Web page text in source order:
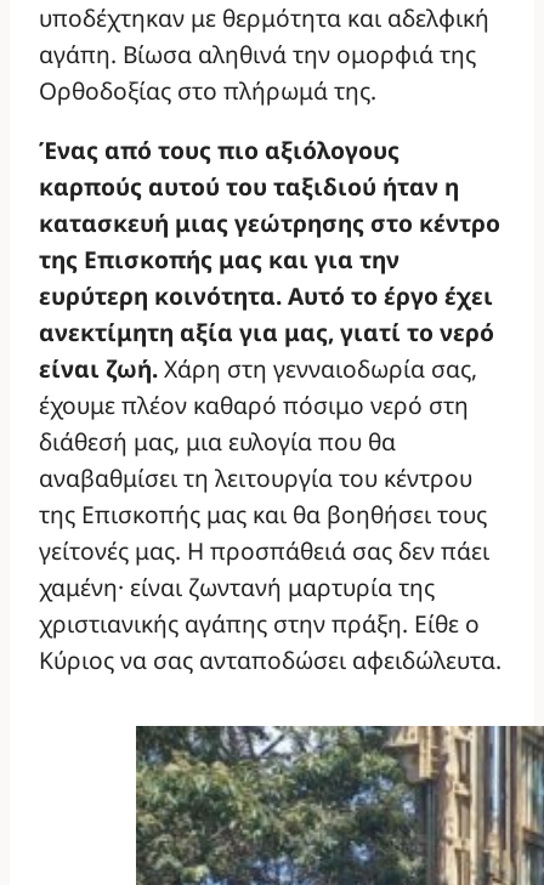
υποδέχτηκαν με θερμότητα και αδελφική
αγάπη. Βίωσα αληθινά την ομορφιά της
Ορθοδοξίας στο πλήρωμά της.
Ένας από τους πιο αξιόλογους
καρπούς αυτού του ταξιδιού ήταν η
κατασκευή μιας γεώτρησης στο κέντρο
της Επισκοπής μας και για την
ευρύτερη κοινότητα. Αυτό το έργο έχει
ανεκτίμητη αξία για μας, γιατί το νερό
είναι ζωή.Χάρη στη γενναιοδωρία σας,
έχουμε πλέον καθαρό πόσιμο νερό στη
διάθεσή μας, μια ευλογία που θα
αναβαθμίσει τη λειτουργία του κέντρου
της Επισκοπής μας και θα βοηθήσει τους
γείτονές μας. Η προσπάθειά σας δεν πάει
χαμένη· είναι ζωντανή μαρτυρία της
χριστιανικής αγάπης στην πράξη. Είθε ο
Κύριος να σας ανταποδώσει αφειδώλευτα.